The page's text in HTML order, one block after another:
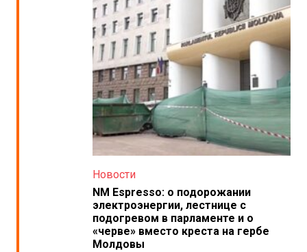
Новости
NM Espresso: о подорожании
электроэнергии, лестнице с
подогревом в парламенте и о
«черве» вместо креста на гербе
Молдовы